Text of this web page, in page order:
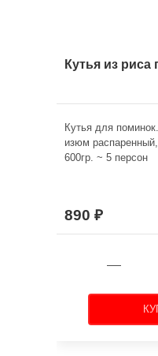
Кутья из
Кутья для
изюм
600гр. ~ 5 персон
890